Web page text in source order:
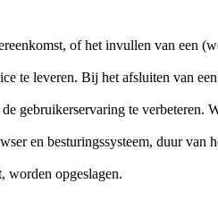
of het invullen van een
te leveren. Bij het afsluiten van
gebruikerservaring te verbeteren.
en besturingssysteem, duur van
worden opgeslagen.